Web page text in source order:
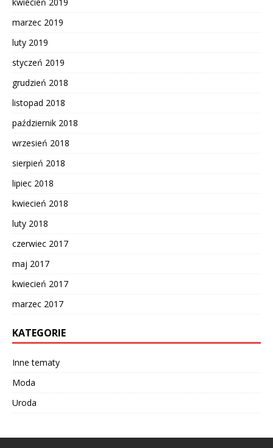
marzec 2019
luty 2019
styczeń 2019
grudzień 2018
listopad 2018
październik 2018
wrzesień 2018
sierpień 2018
lipiec 2018
kwiecień 2018
luty 2018
czerwiec 2017
maj 2017
kwiecień 2017
marzec 2017
KATEGORIE
Inne tematy
Moda
Uroda